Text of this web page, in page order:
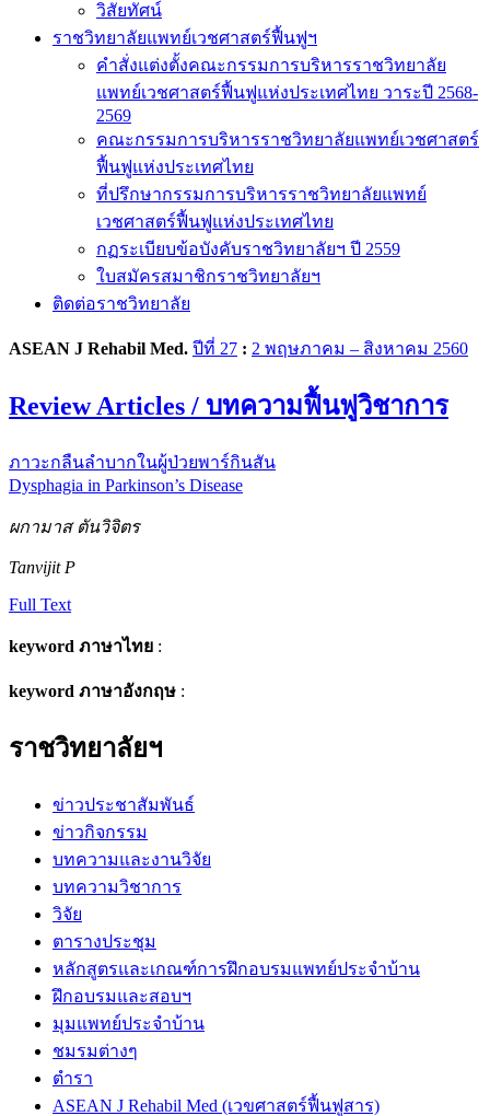
วิสัยทัศน์
ราชวิทยาลัยแพทย์เวชศาสตร์ฟื้นฟูฯ
คำสั่งแต่งตั้งคณะกรรมการบริหารราชวิทยาลัย
แพทย์เวชศาสตร์ฟื้นฟูแห่งประเทศไทย วาระปี 2568-
2569
คณะกรรมการบริหารราชวิทยาลัยแพทย์เวชศาสตร์
ฟื้นฟูแห่งประเทศไทย
ที่ปรึกษากรรมการบริหารราชวิทยาลัยแพทย์
เวชศาสตร์ฟื้นฟูแห่งประเทศไทย
กฏระเบียบข้อบังคับราชวิทยาลัยฯ ปี 2559
ใบสมัครสมาชิกราชวิทยาลัยฯ
ติดต่อราชวิทยาลัย
ASEAN J Rehabil Med. ปีที่ 27 : 2 พฤษภาคม – สิงหาคม 2560
Review Articles / บทความฟื้นฟูวิชาการ
ภาวะกลืนลำบากในผู้ป่วยพาร์กินสัน
Dysphagia in Parkinson’s Disease
ผกามาส ตันวิจิตร
Tanvijit P
Full Text
keyword ภาษาไทย :
keyword ภาษาอังกฤษ :
ราชวิทยาลัยฯ
ข่าวประชาสัมพันธ์
ข่าวกิจกรรม
บทความและงานวิจัย
บทความวิชาการ
วิจัย
ตารางประชุม
หลักสูตรและเกณฑ์การฝึกอบรมแพทย์ประจำบ้าน
ฝึกอบรมและสอบฯ
มุมแพทย์ประจำบ้าน
ชมรมต่างๆ
ตำรา
ASEAN J Rehabil Med (เวขศาสตร์ฟื้นฟูสาร)